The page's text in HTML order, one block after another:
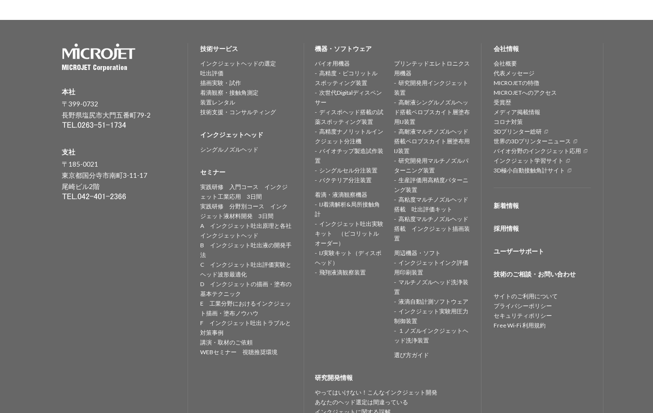
本社
〒399-0732
長野県塩尻市大門五番町79-2
支社
〒185-0021
東京都国分寺市南町3-11-17
尾崎ビル2階
技術サービス
インクジェットヘッドの選定
吐出評価
描画実験・試作
着滴観察・接触角測定
装置レンタル
技術支援・コンサルティング
インクジェットヘッド
シングルノズルヘッド
セミナー
実践研修 入門コース インクジ
ェット工業応用 3日間
実践研修 分野別コース インク
ジェット液材料開発 3日間
A インクジェット吐出原理と各社
インクジェットヘッド
B インクジェット吐出液の開発手
法
C インクジェット吐出評価実験と
ヘッド波形最適化
D インクジェットの描画・塗布の
基本テクニック
E 工業分野におけるインクジェッ
ト描画・塗布ノウハウ
F インクジェット吐出トラブルと
対策事例
講演・取材のご依頼
WEBセミナー 視聴推奨環境
機器・ソフトウェア
バイオ用機器
高精度・ピコリットル
スポッティング装置
次世代Digitalディスペン
サー
ディスポヘッド搭載の試
薬スポッティング装置
高精度ナノリットルイン
クジェット分注機
バイオチップ製造試作装
置
シングルセル分注装置
バクテリア分注装置
着滴・液滴観察機器
IJ着滴解析&局所接触角
計
インクジェット吐出実験
キット （ピコリットル
オーダー）
IJ実験キット（ディスポ
ヘッド）
飛翔液滴観察装置
プリンテッドエレトロニクス
用機器
研究開発用インクジェット
装置
高耐液シングルノズルヘッ
ド搭載ペロブスカイト層塗布
用IJ装置
高耐液マルチノズルヘッド
搭載ペロブスカイト層塗布用
IJ装置
研究開発用マルチノズルパ
ターニング装置
生産評価用高精度パターニ
ング装置
高粘度マルチノズルヘッド
搭載 吐出評価キット
高粘度マルチノズルヘッド
搭載 インクジェット描画装
置
周辺機器・ソフト
インクジェットインク評価
用印刷装置
マルチノズルヘッド洗浄装
置
液滴自動計測ソフトウェア
インクジェット実験用圧力
制御装置
１ノズルインクジェットヘ
ッド洗浄装置
選び方ガイド
研究開発情報
やってはいけない！こんなインクジェット開発
あなたのヘッド選定は間違っている
会社情報
会社概要
代表メッセージ
MICROJETの特徴
MICROJETへのアクセス
受賞歴
メディア掲載情報
コロナ対策
3Dプリンター総研
世界の3Dプリンターニュース
バイオ分野のインクジェット応用
インクジェット学習サイト
3D極小自動接触角計サイト
新着情報
採用情報
ユーザーサポート
技術のご相談・お問い合わせ
サイトのご利用について
プライバシーポリシー
セキュリティポリシー
Free Wi-Fi 利用規約